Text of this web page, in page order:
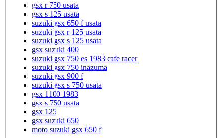
gsx r 750 usata
gsx s 125 usata
suzuki gsx 650 f usata
suzuki gsx r 125 usata
suzuki gsx s 125 usata
gsx suzuki 400
suzuki gsx 750 es 1983 cafe racer
suzuki gsx 750 inazuma
suzuki gsx 900 f
suzuki gsx s 750 usata
gsx 1100 1983
gsx s 750 usata
gsx 125
gsx suzuki 650
moto suzuki gsx 650 f